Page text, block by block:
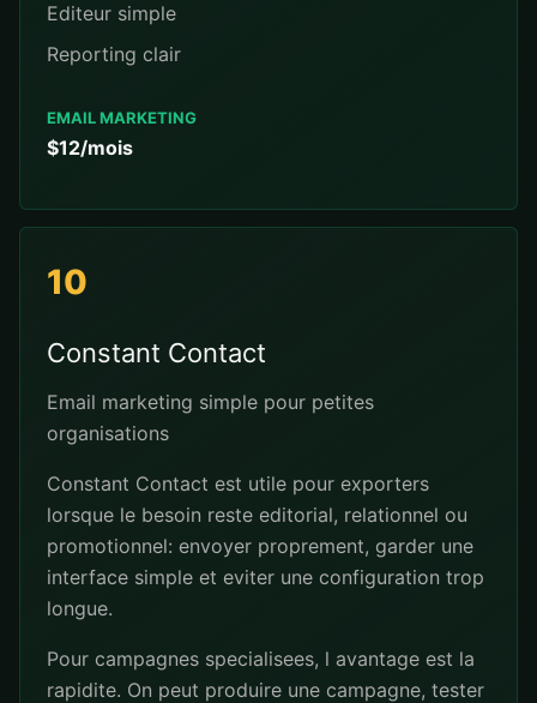
Editeur simple
Reporting clair
EMAIL MARKETING
$12/mois
10
Constant Contact
Email marketing simple pour petites
organisations
Constant Contact est utile pour exporters
lorsque le besoin reste editorial, relationnel ou
promotionnel: envoyer proprement, garder une
interface simple et eviter une configuration trop
longue.
Pour campagnes specialisees, l avantage est la
rapidite. On peut produire une campagne, tester